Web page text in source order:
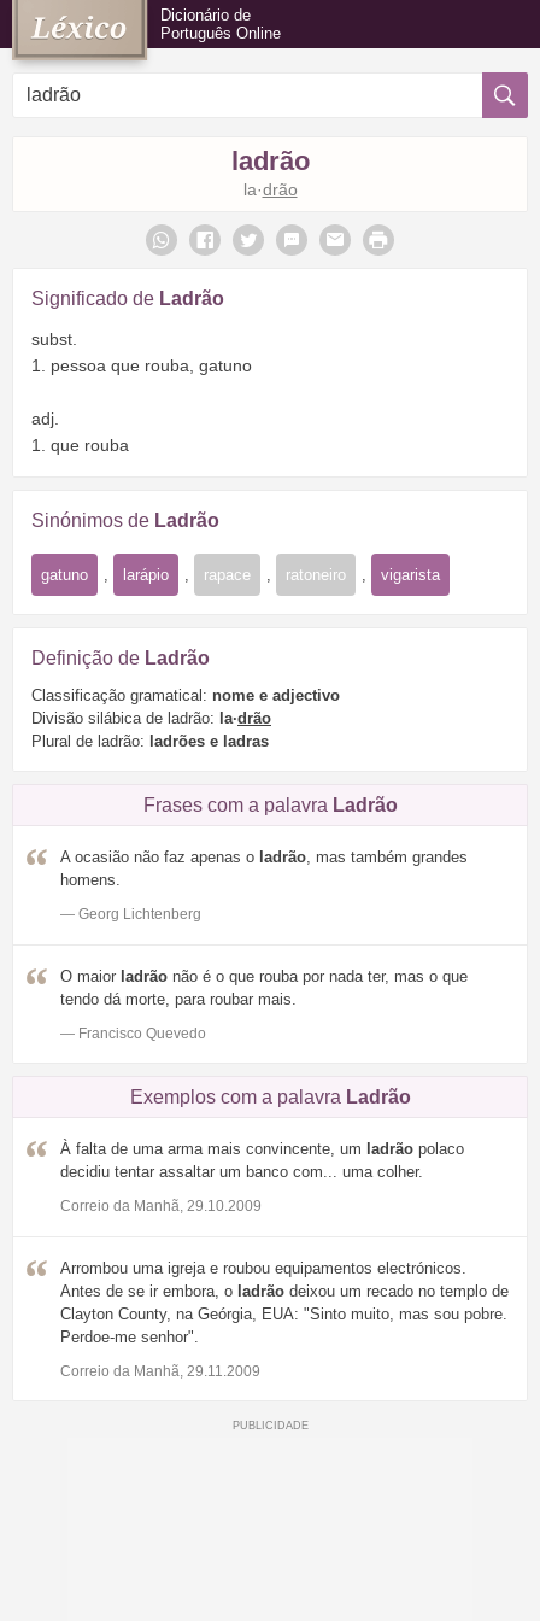
Dicionário de
Português Online
ladrão
la·drão
Significado de Ladrão
subst.
1. pessoa que rouba, gatuno
adj.
1. que rouba
Sinónimos de Ladrão
gatuno larápio rapace ratoneiro vigarista
Definição de Ladrão
Classificação gramatical: nome e adjectivo
Divisão silábica de ladrão: la·drão
Plural de ladrão: ladrões e ladras
Frases com a palavra Ladrão
A ocasião não faz apenas o ladrão, mas também grandes
homens.
— Georg Lichtenberg
O maior ladrão não é o que rouba por nada ter, mas o que
tendo dá morte, para roubar mais.
— Francisco Quevedo
Exemplos com a palavra Ladrão
À falta de uma arma mais convincente, um ladrão polaco
decidiu tentar assaltar um banco com... uma colher.
Correio da Manhã, 29.10.2009
Arrombou uma igreja e roubou equipamentos electrónicos.
Antes de se ir embora, o ladrão deixou um recado no templo de
Clayton County, na Geórgia, EUA: "Sinto muito, mas sou pobre.
Perdoe-me senhor".
Correio da Manhã, 29.11.2009